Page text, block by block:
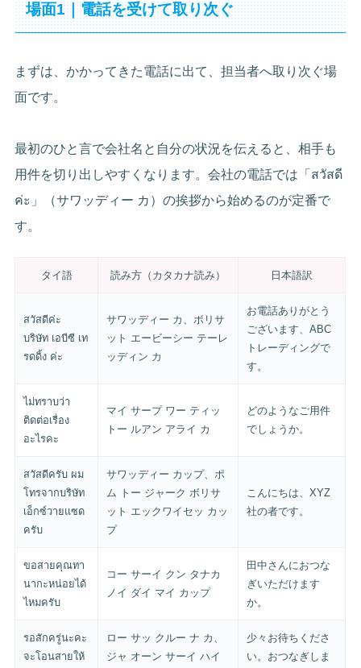
場面1｜電話を受けて取り次ぐ
まずは、かかってきた電話に出て、担当者へ取り次ぐ場
面です。
最初のひと言で会社名と自分の状況を伝えると、相手も
用件を切り出しやすくなります。会社の電話では「สวัสดี
ค่ะ」（サワッディー カ）の挨拶から始めるのが定番で
す。
タイ語 読み方（カタカナ読み） 日本語訳
สวัสดีค่ะ
บริษัท เอบีซี เท
รดดิ้ง ค่ะ
サワッディー カ、ボリサ
ット エービーシー テーレ
ッディン カ
お電話ありがとう
ございます、ABC
トレーディングで
す。
ไม่ทราบว่า
ติดต่อเรื่อง
อะไรคะ
マイ サープ ワー ティッ
トー ルアン アライ カ
どのようなご用件
でしょうか。
สวัสดีครับ ผม
โทรจากบริษัท
เอ็กซ์วายแซด
ครับ
サワッディー カップ、ポ
ム トー ジャーク ボリサ
ット エックワイセッ カッ
プ
こんにちは、XYZ
社の者です。
ขอสายคุณทา
นากะหน่อยได้
ไหมครับ
コー サーイ クン タナカ
ノイ ダイ マイ カップ
田中さんにおつな
ぎいただけます
か。
รอสักครู่นะคะ
จะโอนสายให้
ロー サッ クルー ナ カ、
ジャ オーン サーイ ハイ
少々お待ちくださ
い。おつなぎしま